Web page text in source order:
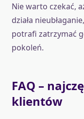
Nie warto czekać,
działa
potrafi zatrzymać
pokoleń.
FAQ –
klientów